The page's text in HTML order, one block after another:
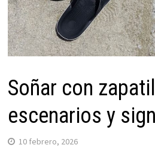
Soñar con
escenarios y
10 febrero, 2026